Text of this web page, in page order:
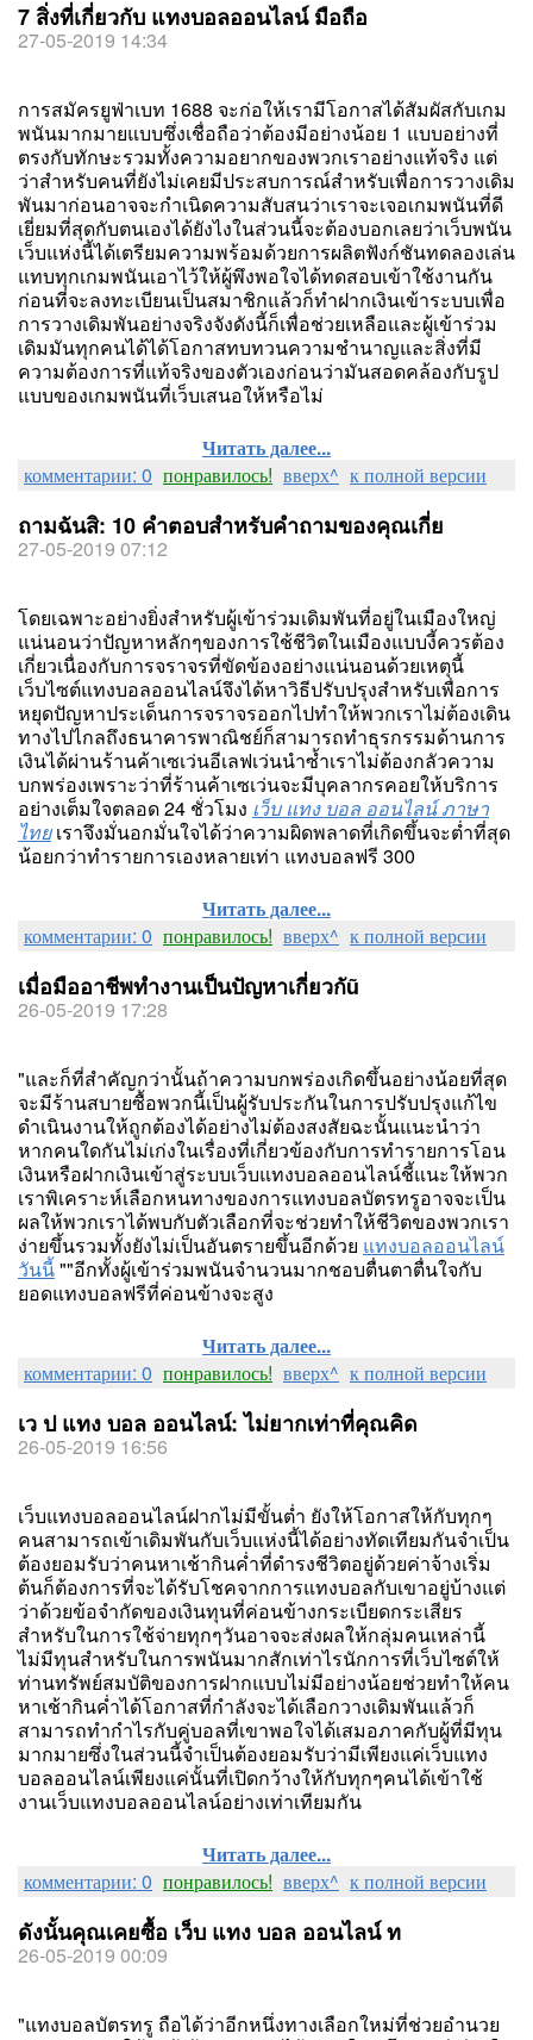
7 สิ่งที่เกี่ยวกับ แทงบอลออนไลน์ มือถือ
27-05-2019 14:34
การสมัครยูฟ่าเบท 1688 จะก่อให้เรามีโอกาสได้สัมผัสกับเกม
พนันมากมายแบบซึ่งเชื่อถือว่าต้องมีอย่างน้อย 1 แบบอย่างที่
ตรงกับทักษะรวมทั้งความอยากของพวกเราอย่างแท้จริง แต่
ว่าสำหรับคนที่ยังไม่เคยมีประสบการณ์สำหรับเพื่อการวางเดิม
พันมาก่อนอาจจะกำเนิดความสับสนว่าเราจะเจอเกมพนันที่ดี
เยี่ยมที่สุดกับตนเองได้ยังไงในส่วนนี้จะต้องบอกเลยว่าเว็บพนัน
เว็บแห่งนี้ได้เตรียมความพร้อมด้วยการผลิตฟังก์ชันทดลองเล่น
แทบทุกเกมพนันเอาไว้ให้ผู้พึงพอใจได้ทดสอบเข้าใช้งานกัน
ก่อนที่จะลงทะเบียนเป็นสมาชิกแล้วก็ทำฝากเงินเข้าระบบเพื่อ
การวางเดิมพันอย่างจริงจังดังนี้ก็เพื่อช่วยเหลือและผู้เข้าร่วม
เดิมมันทุกคนได้ได้โอกาสทบทวนความชำนาญและสิ่งที่มี
ความต้องการที่แท้จริงของตัวเองก่อนว่ามันสอดคล้องกับรูป
แบบของเกมพนันที่เว็บเสนอให้หรือไม่
Читать далее...
комментарии: 0 понравилось! вверх^ к полной версии
ถามฉันสิ: 10 คำตอบสำหรับคำถามของคุณเกี่ย
27-05-2019 07:12
โดยเฉพาะอย่างยิ่งสำหรับผู้เข้าร่วมเดิมพันที่อยู่ในเมืองใหญ่
แน่นอนว่าปัญหาหลักๆของการใช้ชีวิตในเมืองแบบงี้ควรต้อง
เกี่ยวเนื่องกับการจราจรที่ขัดข้องอย่างแน่นอนด้วยเหตุนี้
เว็บไซต์แทงบอลออนไลน์จึงได้หาวิธีปรับปรุงสำหรับเพื่อการ
หยุดปัญหาประเด็นการจราจรออกไปทำให้พวกเราไม่ต้องเดิน
ทางไปไกลถึงธนาคารพาณิชย์ก็สามารถทำธุรกรรมด้านการ
เงินได้ผ่านร้านค้าเซเว่นอีเลฟเว่นนำซ้ำเราไม่ต้องกลัวความ
บกพร่องเพราะว่าที่ร้านค้าเซเว่นจะมีบุคลากรคอยให้บริการ
อย่างเต็มใจตลอด 24 ชั่วโมง เว็บ แทง บอล ออนไลน์ ภาษา
ไทยเราจึงมั่นอกมั่นใจได้ว่าความผิดพลาดที่เกิดขึ้นจะต่ำที่สุด
น้อยกว่าทำรายการเองหลายเท่า แทงบอลฟรี 300
Читать далее...
комментарии: 0 понравилось! вверх^ к полной версии
เมื่อมืออาชีพทำงานเป็นปัญหาเกี่ยวกัũ
26-05-2019 17:28
"และก็ที่สำคัญกว่านั้นถ้าความบกพร่องเกิดขึ้นอย่างน้อยที่สุด
จะมีร้านสบายซื้อพวกนี้เป็นผู้รับประกันในการปรับปรุงแก้ไข
ดำเนินงานให้ถูกต้องได้อย่างไม่ต้องสงสัยฉะนั้นแนะนำว่า
หากคนใดกันไม่เก่งในเรื่องที่เกี่ยวข้องกับการทำรายการโอน
เงินหรือฝากเงินเข้าสู่ระบบเว็บแทงบอลออนไลน์ชี้แนะให้พวก
เราพิเคราะห์เลือกหนทางของการแทงบอลบัตรทรูอาจจะเป็น
ผลให้พวกเราได้พบกับตัวเลือกที่จะช่วยทำให้ชีวิตของพวกเรา
ง่ายขึ้นรวมทั้งยังไม่เป็นอันตรายขึ้นอีกด้วย แทงบอลออนไลน์
วันนี้""อีกทั้งผู้เข้าร่วมพนันจำนวนมากชอบตื่นตาตื่นใจกับ
ยอดแทงบอลฟรีที่ค่อนข้างจะสูง
Читать далее...
комментарии: 0 понравилось! вверх^ к полной версии
เว ป แทง บอล ออนไลน์: ไม่ยากเท่าที่คุณคิด
26-05-2019 16:56
เว็บแทงบอลออนไลน์ฝากไม่มีขั้นต่ำ ยังให้โอกาสให้กับทุกๆ
คนสามารถเข้าเดิมพันกับเว็บแห่งนี้ได้อย่างทัดเทียมกันจำเป็น
ต้องยอมรับว่าคนหาเช้ากินค่ำที่ดำรงชีวิตอยู่ด้วยค่าจ้างเริ่ม
ต้นก็ต้องการที่จะได้รับโชคจากการแทงบอลกับเขาอยู่บ้างแต่
ว่าด้วยข้อจำกัดของเงินทุนที่ค่อนข้างกระเบียดกระเสียร
สำหรับในการใช้จ่ายทุกๆวันอาจจะส่งผลให้กลุ่มคนเหล่านี้
ไม่มีทุนสำหรับในการพนันมากสักเท่าไรนักการที่เว็บไซต์ให้
ท่านทรัพย์สมบัติของการฝากแบบไม่มีอย่างน้อยช่วยทำให้คน
หาเช้ากินค่ำได้โอกาสที่กำลังจะได้เลือกวางเดิมพันแล้วก็
สามารถทำกำไรกับคู่บอลที่เขาพอใจได้เสมอภาคกับผู้ที่มีทุน
มากมายซึ่งในส่วนนี้จำเป็นต้องยอมรับว่ามีเพียงแค่เว็บแทง
บอลออนไลน์เพียงแค่นั้นที่เปิดกว้างให้กับทุกๆคนได้เข้าใช้
งานเว็บแทงบอลออนไลน์อย่างเท่าเทียมกัน
Читать далее...
комментарии: 0 понравилось! вверх^ к полной версии
ดังนั้นคุณเคยซื้อ เว็บ แทง บอล ออนไลน์ ท
26-05-2019 00:09
"แทงบอลบัตรทรู ถือได้ว่าอีกหนึ่งทางเลือกใหม่ที่ช่วยอำนวย